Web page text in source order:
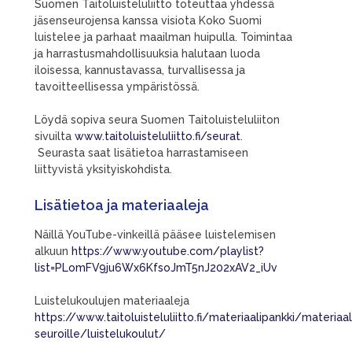
Suomen Taitoluisteluliitto toteuttaa yhdessä
jäsenseurojensa kanssa visiota Koko Suomi
luistelee ja parhaat maailman huipulla. Toimintaa
ja harrastusmahdollisuuksia halutaan luoda
iloisessa, kannustavassa, turvallisessa ja
tavoitteellisessa ympäristössä.
Löydä sopiva seura Suomen Taitoluisteluliiton
sivuilta www.taitoluisteluliitto.fi/seurat.
Seurasta saat lisätietoa harrastamiseen
liittyvistä yksityiskohdista.
Lisätietoa ja materiaaleja
Näillä YouTube-vinkeillä pääsee luistelemisen
alkuun https://www.youtube.com/playlist?
list=PLomFV9ju6Wx6KfsoJmT5nJ202xAV2_iUv
Luistelukoulujen materiaaleja
https://www.taitoluisteluliitto.fi/materiaalipankki/
seuroille/luistelukoulut/